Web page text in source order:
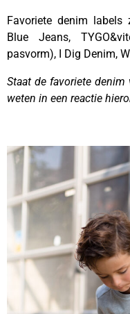
Favoriete denim labels
Blue Jeans,
pasvorm), I Dig Denim,
Staat de favoriete
weten in een reactie